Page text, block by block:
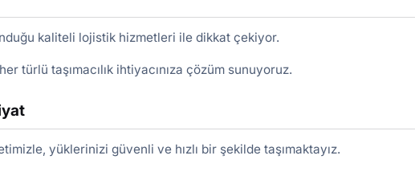
kaliteli lojistik hizmetleri ile dikkat çekiyor.
türlü taşımacılık ihtiyacınıza çözüm sunuyoruz.
yüklerinizi güvenli ve hızlı bir şekilde taşımaktayız.